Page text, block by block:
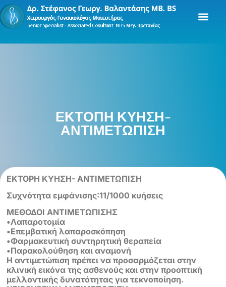
ΕΚΤΟΠΗ ΚΥΗΣΗ-
ΑΝΤΙΜΕΤΩΠΙΣΗ
EKTOPH KYHΣH- ΑΝΤΙΜΕΤΩΠΙΣΗ
Συχνότητα εμφάνισης:11/1000 κυήσεις
ΜΕΘΟΔΟΙ ANTIMETΩΠΙΣΗΣ
•Λαπαροτομία
•Επεμβατική λαπαροσκόπηση
•Φαρμακευτική συντηρητική θεραπεία
•Παρακολούθηση και αναμονή
Η αντιμετώπιση πρέπει να προσαρμόζεται στην
κλινική εικόνα της ασθενούς και στην προοπτική
μελλοντικής δυνατότητας για τεκνοποίηση.